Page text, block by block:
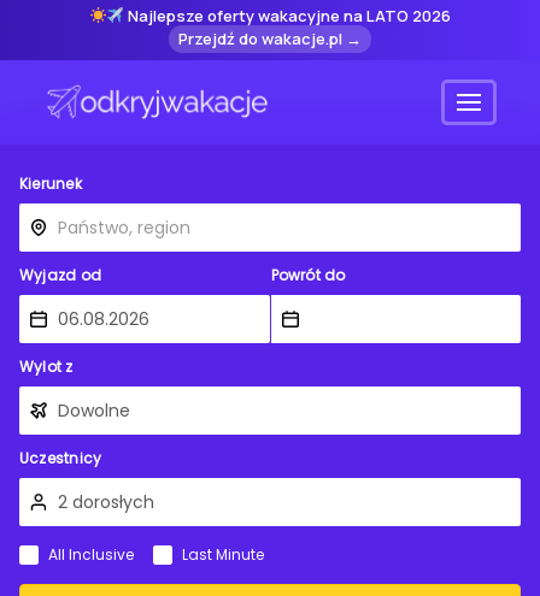
Najlepsze oferty wakacyjne na LATO 2026
Przejdź do wakacje.pl →
Menu
Kierunek
Wyjazd od Powrót do
Wylot z
Uczestnicy
All Inclusive Last Minute